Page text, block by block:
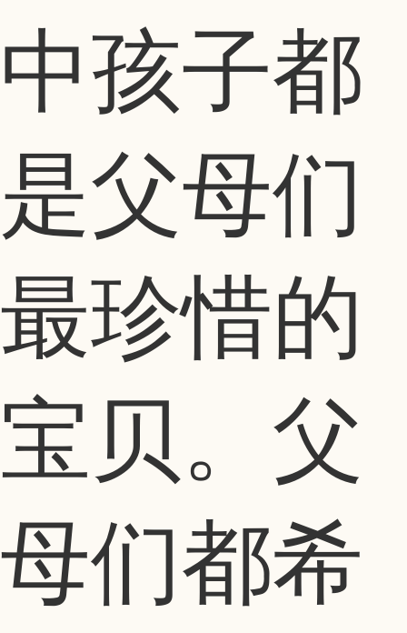
中孩子都
是父母们
最珍惜的
宝贝。父
母们都希